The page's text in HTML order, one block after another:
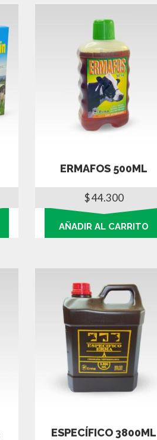
ERMAFOS 500ML
$44.300
AÑADIR AL CARRITO
ESPECÍFICO 3800ML